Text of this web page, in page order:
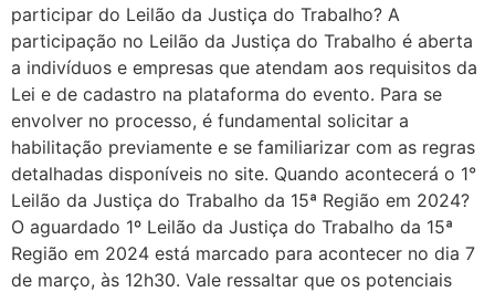
participar do Leilão da Justiça do Trabalho? A
participação no Leilão da Justiça do Trabalho é aberta
a indivíduos e empresas que atendam aos requisitos da
Lei e de cadastro na plataforma do evento. Para se
envolver no processo, é fundamental solicitar a
habilitação previamente e se familiarizar com as regras
detalhadas disponíveis no site. Quando acontecerá o 1°
Leilão da Justiça do Trabalho da 15ª Região em 2024?
O aguardado 1º Leilão da Justiça do Trabalho da 15ª
Região em 2024 está marcado para acontecer no dia 7
de março, às 12h30. Vale ressaltar que os potenciais